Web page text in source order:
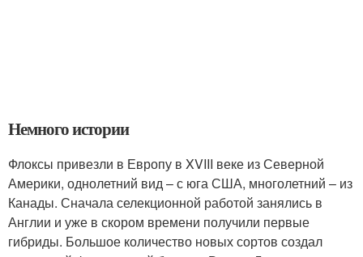
Немного истории
Флоксы привезли в Европу в XVIII веке из Северной
Америки, однолетний вид – с юга США, многолетний – из
Канады. Сначала селекционной работой занялись в
Англии и уже в скором времени получили первые
гибриды. Большое количество новых сортов создал